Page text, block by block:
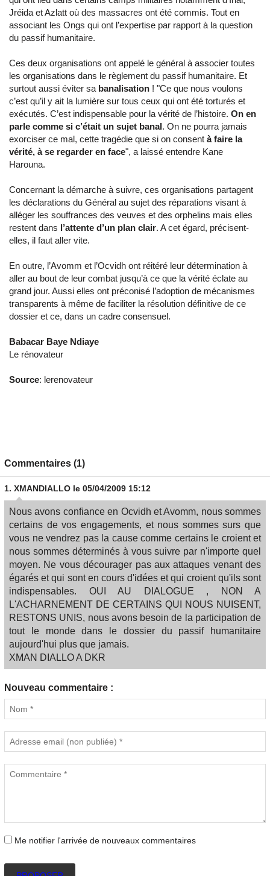
Jréida et Azlatt où des massacres ont été commis. Tout en
associant les Ongs qui ont l’expertise par rapport à la question
du passif humanitaire.
Ces deux organisations ont appelé le général à associer toutes
les organisations dans le règlement du passif humanitaire. Et
surtout aussi éviter sa banalisation ! "Ce que nous voulons
c’est qu’il y ait la lumière sur tous ceux qui ont été torturés et
exécutés. C’est indispensable pour la vérité de l’histoire. On en
parle comme si c’était un sujet banal. On ne pourra jamais
exorciser ce mal, cette tragédie que si on consent à faire la
vérité, à se regarder en face", a laissé entendre Kane
Harouna.
Concernant la démarche à suivre, ces organisations partagent
les déclarations du Général au sujet des réparations visant à
alléger les souffrances des veuves et des orphelins mais elles
restent dans l’attente d’un plan clair. A cet égard, précisent-
elles, il faut aller vite.
En outre, l’Avomm et l’Ocvidh ont réitéré leur détermination à
aller au bout de leur combat jusqu’à ce que la vérité éclate au
grand jour. Aussi elles ont préconisé l’adoption de mécanismes
transparents à même de faciliter la résolution définitive de ce
dossier et ce, dans un cadre consensuel.
Babacar Baye Ndiaye
Le rénovateur
Source: lerenovateur
Commentaires (1)
1. XMANDIALLO le 05/04/2009 15:12
Nous avons confiance en Ocvidh et Avomm, nous sommes
certains de vos engagements, et nous sommes surs que
vous ne vendrez pas la cause comme certains le croient et
nous sommes déterminés à vous suivre par n'importe quel
moyen. Ne vous décourager pas aux attaques venant des
égarés et qui sont en cours d'idées et qui croient qu'ils sont
indispensables. OUI AU DIALOGUE , NON A
L'ACHARNEMENT DE CERTAINS QUI NOUS NUISENT,
RESTONS UNIS, nous avons besoin de la participation de
tout le monde dans le dossier du passif humanitaire
aujourd'hui plus que jamais.
XMAN DIALLO A DKR
Nouveau commentaire :
Me notifier l'arrivée de nouveaux commentaires